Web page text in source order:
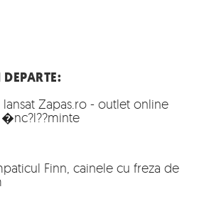
lansat Zapas.ro - outlet online
Finn, cainele cu freza de